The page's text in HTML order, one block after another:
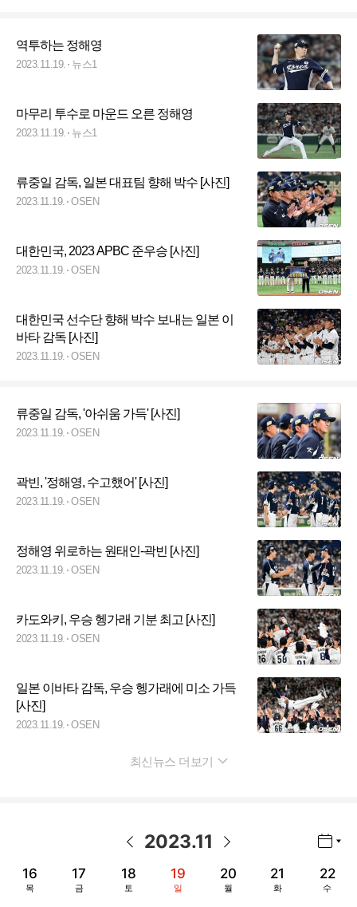
역투하는 정해영
2023.11.19. 뉴스1
마무리 투수로 마운드 오른 정해영
2023.11.19. 뉴스1
류중일 감독, 일본 대표팀 향해 박수 [사진]
2023.11.19. OSEN
대한민국, 2023 APBC 준우승 [사진]
2023.11.19. OSEN
대한민국 선수단 향해 박수 보내는 일본 이
바타 감독 [사진]
2023.11.19. OSEN
류중일 감독, '아쉬움 가득' [사진]
2023.11.19. OSEN
곽빈, '정해영, 수고했어' [사진]
2023.11.19. OSEN
정해영 위로하는 원태인-곽빈 [사진]
2023.11.19. OSEN
카도와키, 우승 헹가래 기분 최고 [사진]
2023.11.19. OSEN
일본 이바타 감독, 우승 헹가래에 미소 가득
[사진]
2023.11.19. OSEN
최신뉴스 더보기
2023.11
16
목
17
금
18
토
19
일
20
월
21
화
22
수